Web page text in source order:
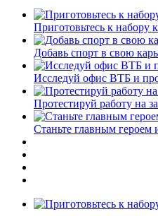
Приготовьтесь к набору
Добавь спорт в свою
Исследуй офис ВТБ и
Протестируй работу на
Станьте главным героем